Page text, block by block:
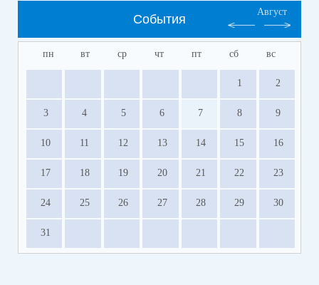
События
Август
пн вт ср чт пт сб вс
1 2
3 4 5 6 7 8 9
10 11 12 13 14 15 16
17 18 19 20 21 22 23
24 25 26 27 28 29 30
31